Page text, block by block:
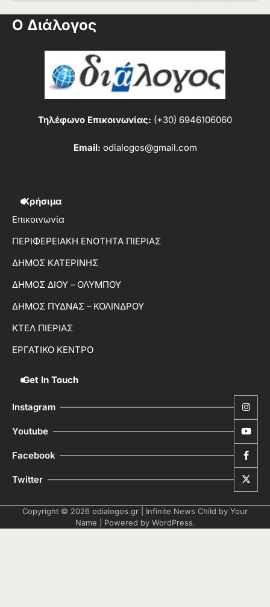
Ο Διάλογος
Τηλέφωνο Επικοινωνίας: (+30) 6946106060
Email: odialogos@gmail.com
Χρήσιμα
Επικοινωνία
ΠΕΡΙΦΕΡΕΙΑΚΗ ΕΝΟΤΗΤΑ ΠΙΕΡΙΑΣ
ΔΗΜΟΣ ΚΑΤΕΡΙΝΗΣ
ΔΗΜΟΣ ΔΙΟΥ – ΟΛΥΜΠΟΥ
ΔΗΜΟΣ ΠΥΔΝΑΣ – ΚΟΛΙΝΔΡΟΥ
ΚΤΕΛ ΠΙΕΡΙΑΣ
ΕΡΓΑΤΙΚΟ ΚΕΝΤΡΟ
Get In Touch
Instagram
Youtube
Facebook
Twitter
Copyright © 2026 odialogos.gr | Infinite News Child by Your
Name | Powered by WordPress.